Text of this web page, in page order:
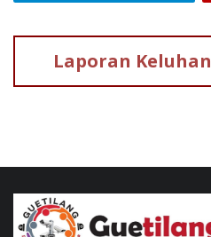
Laporan Keluhan